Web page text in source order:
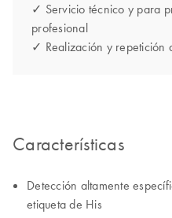
✓ Servicio técnico y para
profesional
✓ Realización y repetición
Características
Detección altamente
etiqueta de His